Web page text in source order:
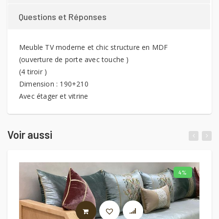
Questions et Réponses
Meuble TV moderne et chic structure en MDF
(ouverture de porte avec touche )
(4 tiroir )
Dimension : 190+210
Avec étager et vitrine
Voir aussi
4%
AJOUTER AU PANIER